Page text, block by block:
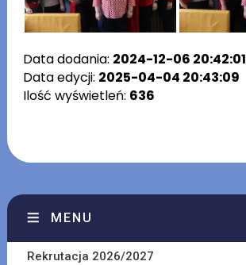
Data dodania: 2024-12-06 20:42:01
Data edycji: 2025-04-04 20:43:09
Ilość wyświetleń: 636
MENU
Rekrutacja 2026/2027